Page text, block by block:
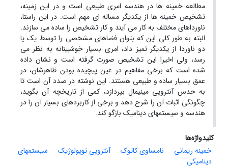
مطالعه خمینه ها در هندسه امری طبیعی است و در این زمینه،
تشخیص خمینه ها از یکدیگر مساله ای مهم است. در این راستا،
ناورداهای مختلف به کار می آیند و کار تشخیص را ساده می سازند.
البته به طور کلی این که بتوان فضاهای مشخصی را توسط یک یا
دو ناوردا از یکدیگر تمیز داد، امری بسیار خوشبینانه به نظر می
رسد، ولی اخیرا این تشخیص صورت گرفته است و نشان داده
شده است که برخی مفاهیم در عین پیچیده بودن ظاهرشان، در
عمق بسیار ساده و طبیعی هستند. این نوشته در صدد آن است تا
به حدس آنتروپی مینیمال بپردازد، کمی از تاریخچه آن بگوید،
چگونگی اثبات آن را شرح دهد و برخی از کاربردهای بسیار آن را در
هندسه و سیستمهای دینامیک بازگو کند.
کلیدواژه‌ها
خمینه ریمانی
نامساوی کاتوک آنتروپی توپولوژیک
سیستمهای
دینامیکی